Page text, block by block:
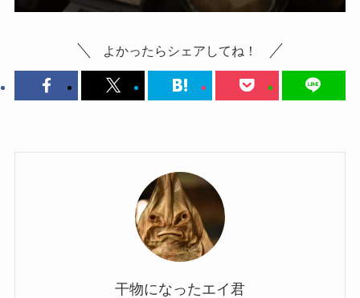
よかったらシェアしてね！
干物になったエイ君